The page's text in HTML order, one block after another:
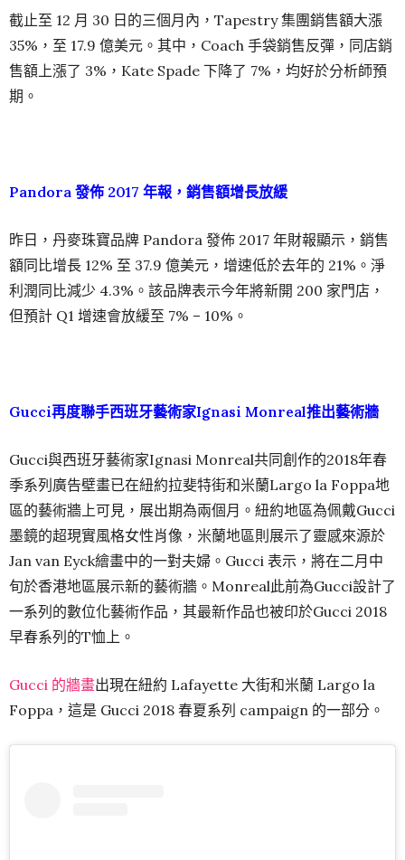
截止至 12 月 30 日的三個月內，Tapestry 集團銷售額大漲
35%，至 17.9 億美元。其中，Coach 手袋銷售反彈，同店銷
售額上漲了 3%，Kate Spade 下降了 7%，均好於分析師預
期。
Pandora 發佈 2017 年報，銷售額增長放緩
昨日，丹麥珠寶品牌 Pandora 發佈 2017 年財報顯示，銷售
額同比增長 12% 至 37.9 億美元，增速低於去年的 21%。淨
利潤同比減少 4.3%。該品牌表示今年將新開 200 家門店，
但預計 Q1 增速會放緩至 7% – 10%。
Gucci再度聯手西班牙藝術家Ignasi Monreal推出藝術牆
Gucci與西班牙藝術家Ignasi Monreal共同創作的2018年春
季系列廣告壁畫已在紐約拉斐特街和米蘭Largo la Foppa地
區的藝術牆上可見，展出期為兩個月。紐約地區為佩戴Gucci
墨鏡的超現實風格女性肖像，米蘭地區則展示了靈感來源於
Jan van Eyck繪畫中的一對夫婦。Gucci 表示，將在二月中
旬於香港地區展示新的藝術牆。Monreal此前為Gucci設計了
一系列的數位化藝術作品，其最新作品也被印於Gucci 2018
早春系列的T恤上。
Gucci 的牆畫出現在紐約 Lafayette 大街和米蘭 Largo la
Foppa，這是 Gucci 2018 春夏系列 campaign 的一部分。